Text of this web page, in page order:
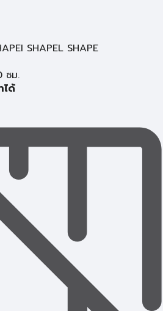
I SHAPEL SHAPE
ซม.
ได้